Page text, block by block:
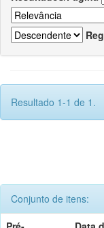
Resultado 1-1 de 1.
Conjunto de itens: